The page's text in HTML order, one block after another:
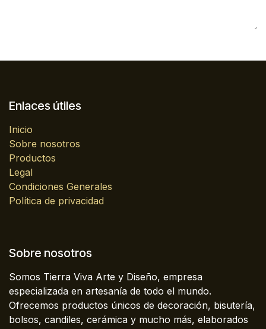
Enlaces útiles
Inicio
Sobre nosotros
Productos
Legal
Condiciones Generales
Política de privacidad
Sobre nosotros
Somos Tierra Viva Arte y Diseño, empresa
especializada en artesanía de todo el mundo.
Ofrecemos productos únicos de decoración, bisutería,
bolsos, candiles, cerámica y mucho más, elaborados